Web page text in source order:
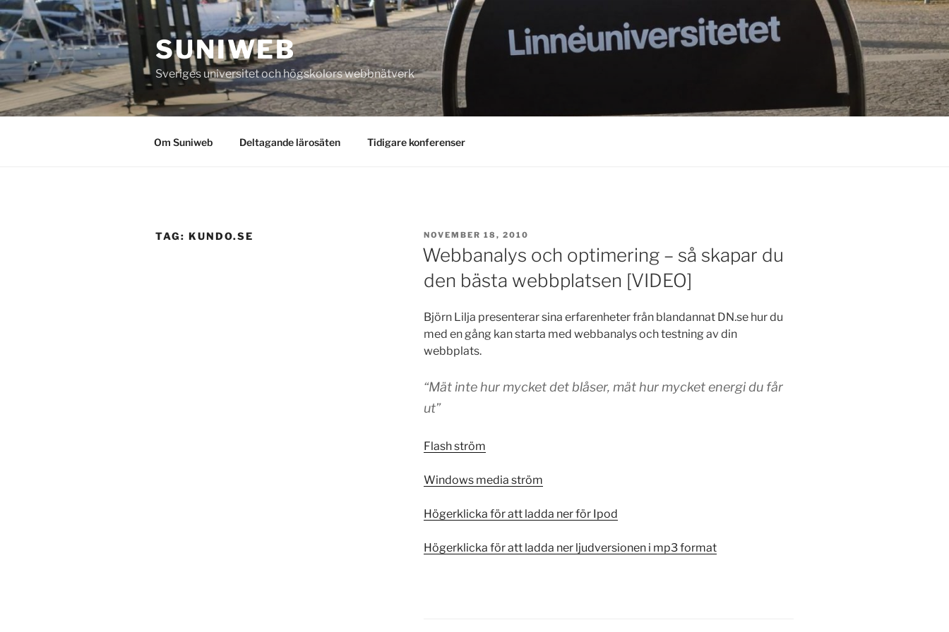
Skip
to
content
SUNIWEB
Sveriges universitet och högskolors webbnätverk
Om Suniweb Deltagande lärosäten Tidigare konferenser
TAG: KUNDO.SE
POSTED
ON
NOVEMBER 18, 2010
Webbanalys och optimering – så skapar du
den bästa webbplatsen [VIDEO]
Björn Lilja presenterar sina erfarenheter från blandannat DN.se hur du
med en gång kan starta med webbanalys och testning av din
webbplats.
“Mät inte hur mycket det blåser, mät hur mycket energi du får
ut”
Flash ström
Windows media ström
Högerklicka för att ladda ner för Ipod
Högerklicka för att ladda ner ljudversionen i mp3 format